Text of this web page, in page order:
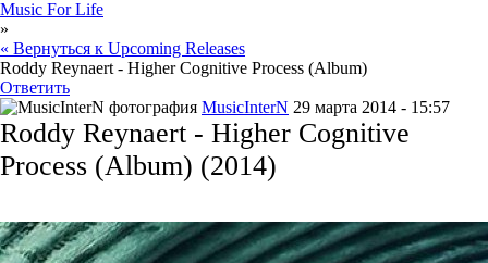
Music For Life
»
« Вернуться к Upcoming Releases
Roddy Reynaert - Higher Cognitive Process (Album)
Ответить
MusicInterN 29 марта 2014 - 15:57
Roddy Reynaert - Higher Cognitive
Process (Album) (2014)